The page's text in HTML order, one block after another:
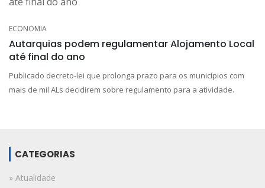
ECONOMIA
Autarquias podem regulamentar Alojamento Local
até final do ano
Publicado decreto-lei que prolonga prazo para os municípios com
mais de mil ALs decidirem sobre regulamento para a atividade.
CATEGORIAS
» Atualidade